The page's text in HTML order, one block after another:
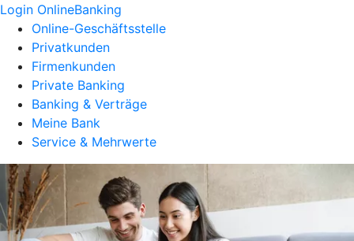
Login OnlineBanking
Online-Geschäftsstelle
Privatkunden
Firmenkunden
Private Banking
Banking & Verträge
Meine Bank
Service & Mehrwerte